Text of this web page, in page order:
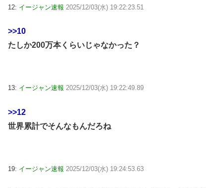
12: イージャン速報 2025/12/03(水) 19:22:23.51
>>10
たしか200万本くらいじゃなかった？
13: イージャン速報 2025/12/03(水) 19:22:49.89
>>12
世界累計でそんなもんだろね
19: イージャン速報 2025/12/03(水) 19:24:53.63